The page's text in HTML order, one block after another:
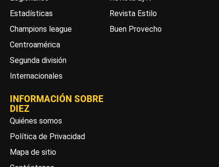
Estadísticas
Champions league
Centroamérica
Segunda división
Internacionales
Revista Estilo
Buen Provecho
INFORMACIÓN SOBRE
DIEZ
Quiénes somos
Política de Privacidad
Mapa de sitio